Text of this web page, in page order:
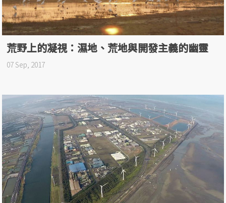
荒野上的凝視：濕地、荒地與開發主義的幽靈
07 Sep, 2017